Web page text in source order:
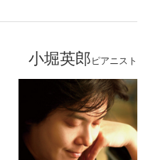
小堀英郎ピアニスト